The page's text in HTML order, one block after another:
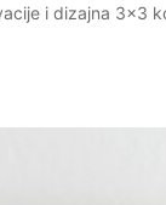
i dizajna